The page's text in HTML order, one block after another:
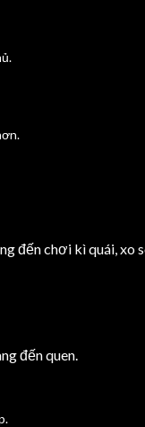
chơi kì quái, xo
đến quen.